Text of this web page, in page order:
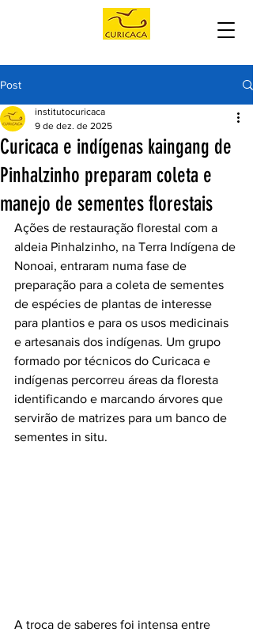
Post
Curicaca e indígenas kaingang de
Pinhalzinho preparam coleta e
manejo de sementes florestais
institutocuricaca
9 de dez. de 2025
Ações de restauração florestal com a
aldeia Pinhalzinho, na Terra Indígena de
Nonoai, entraram numa fase de
preparação para a coleta de sementes
de espécies de plantas de interesse
para plantios e para os usos medicinais
e artesanais dos indígenas. Um grupo
formado por técnicos do Curicaca e
indígenas percorreu áreas da floresta
identificando e marcando árvores que
servirão de matrizes para um banco de
sementes in situ.
A troca de saberes foi intensa entre